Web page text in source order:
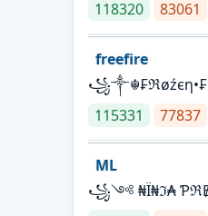
118320
83061
freefire
115331
77837
ML
꧁༺ ₦Ї₦ℑ₳